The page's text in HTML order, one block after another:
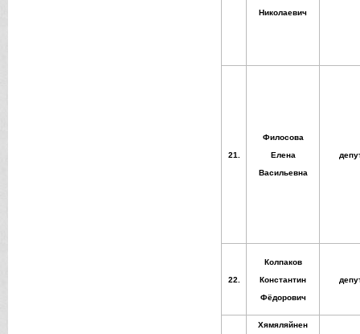
Николаевич
21.
Филосова
Елена
Васильевна
22.
Колпаков
Константин
Фёдорович
Хямяляйнен